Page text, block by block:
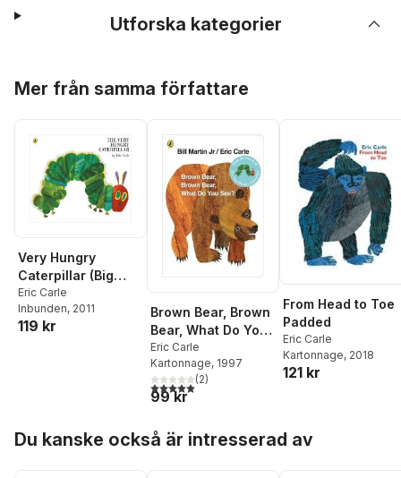
Utforska kategorier
Mer från samma författare
Very Hungry
Caterpillar (Big
Board Book)
Eric Carle
Inbunden, 2011
119 kr
Brown Bear, Brown
Bear, What Do You
See?
Eric Carle
Kartonnage, 1997
5,0utav 5 stjärnor. Totalt antal röster:
(2)
99 kr
From Head to Toe
Padded
Eric Carle
Kartonnage, 2018
121 kr
Du kanske också är intresserad av